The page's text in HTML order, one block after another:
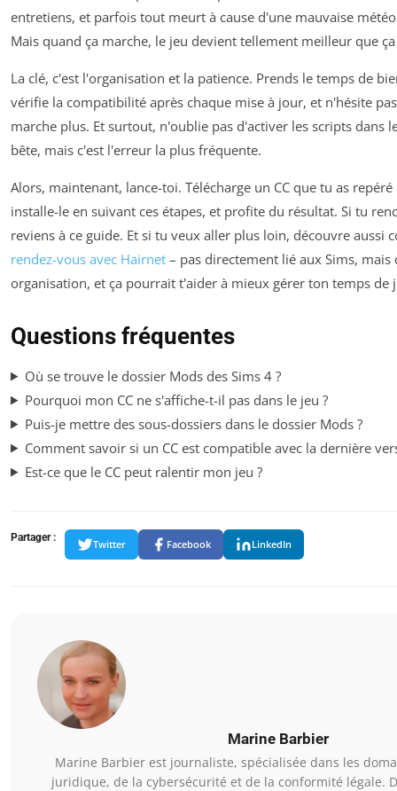
entretiens, et parfois tout meurt à cause d'une mauvaise
Mais quand ça marche, le jeu devient tellement meilleur que
La clé, c'est l'organisation et la patience. Prends le temps de
vérifie la compatibilité après chaque mise à jour, et n'hésite
marche plus. Et surtout, n'oublie pas d'activer les scripts dans
bête, mais c'est l'erreur la plus fréquente.
Alors, maintenant, lance-toi. Télécharge un CC que tu as
installe-le en suivant ces étapes, et profite du résultat. Si tu
reviens à ce guide. Et si tu veux aller plus loin, découvre aussi
rendez-vous avec Hairnet – pas directement lié aux Sims, mais
organisation, et ça pourrait t'aider à mieux gérer ton temps de
Questions fréquentes
Où se trouve le dossier Mods des Sims 4 ?
Pourquoi mon CC ne s'affiche-t-il pas dans le jeu ?
Puis-je mettre des sous-dossiers dans le dossier Mods ?
Comment savoir si un CC est compatible avec la dernière
Est-ce que le CC peut ralentir mon jeu ?
Partager :
Twitter Facebook LinkedIn
Marine Barbier
Marine Barbier est journaliste, spécialisée dans les
juridique, de la cybersécurité et de la conformité légale.